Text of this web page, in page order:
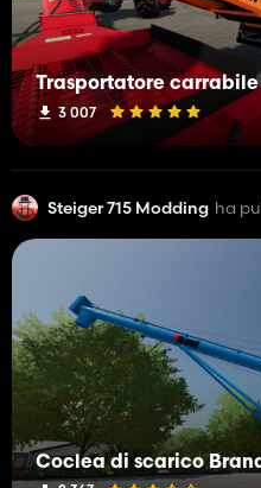
3 007
Steiger 715 Modding ha
Coclea di scarico